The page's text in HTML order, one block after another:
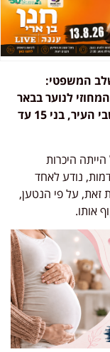
המשפטי:
לנוער בבאר
שבע כתבי אישום נגד ארבעה קטינים תושבי העיר, בני 15 עד
היכרות
נודע לאחד
זאת, על פי הנטען,
אותו.